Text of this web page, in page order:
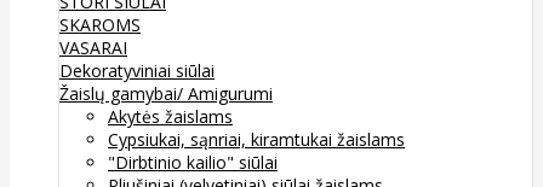
SKAROMS
VASARAI
Dekoratyviniai siūlai
Žaislų gamybai/ Amigurumi
Akytės žaislams
Cypsiukai, sąnriai, kiramtukai žaislams
"Dirbtinio kailio" siūlai